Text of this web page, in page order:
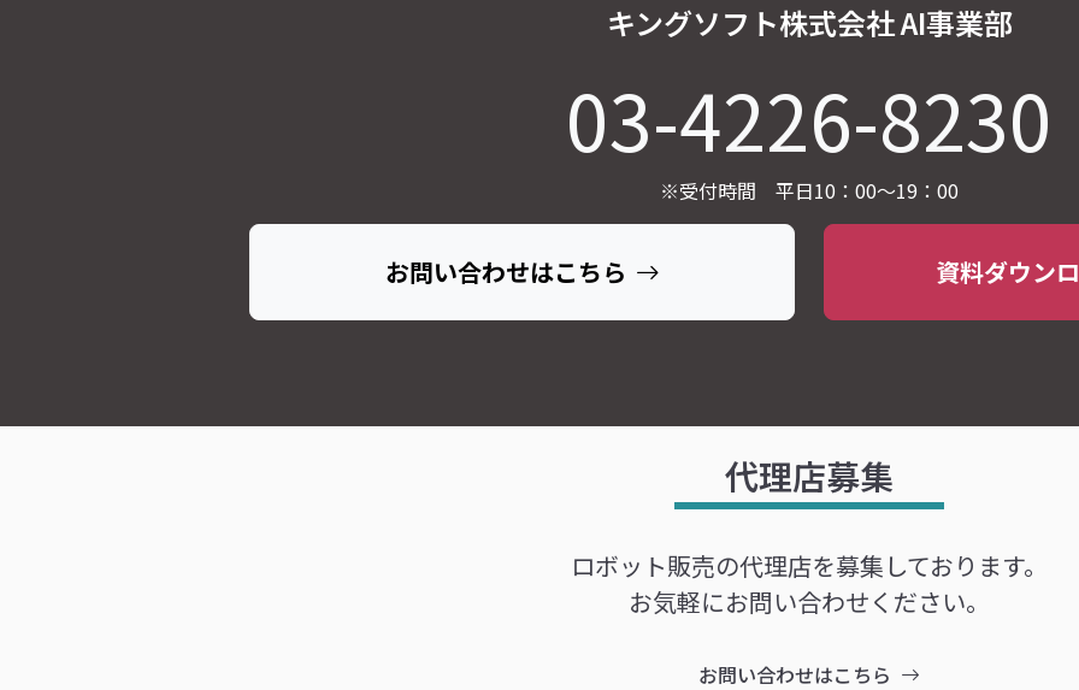
キングソフト株式会社 AI事業部
03-4226-8230
※受付時間 平日10：00～19：00
お問い合わせはこちら 資料ダウン
代理店募集
ロボット販売の代理店を募集しております。
お気軽にお問い合わせください。
お問い合わせはこちら